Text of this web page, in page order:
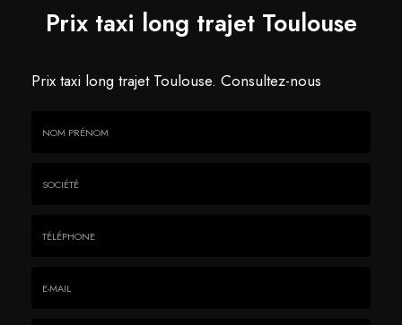
Prix taxi long trajet Toulouse
Prix taxi long trajet Toulouse. Consultez-nous